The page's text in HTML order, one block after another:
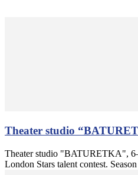
Theater studio
Theater studio "BATURETKA",
London Stars talent contest.